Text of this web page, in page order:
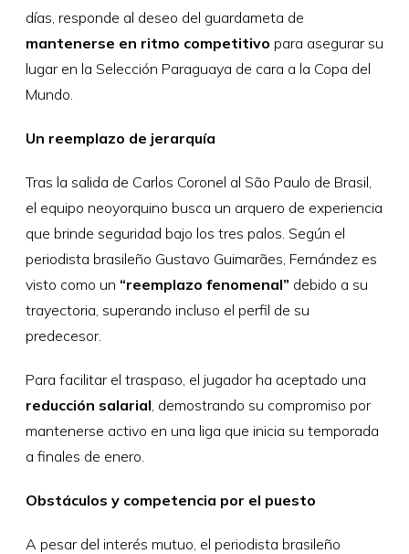
días, responde al deseo del guardameta de
mantenerse en ritmo competitivo para asegurar su
lugar en la Selección Paraguaya de cara a la Copa del
Mundo.
Un reemplazo de jerarquía
Tras la salida de Carlos Coronel al São Paulo de Brasil,
el equipo neoyorquino busca un arquero de experiencia
que brinde seguridad bajo los tres palos. Según el
periodista brasileño Gustavo Guimarães, Fernández es
visto como un “reemplazo fenomenal” debido a su
trayectoria, superando incluso el perfil de su
predecesor.
Para facilitar el traspaso, el jugador ha aceptado una
reducción salarial , demostrando su compromiso por
mantenerse activo en una liga que inicia su temporada
a finales de enero.
Obstáculos y competencia por el puesto
A pesar del interés mutuo, el periodista brasileño